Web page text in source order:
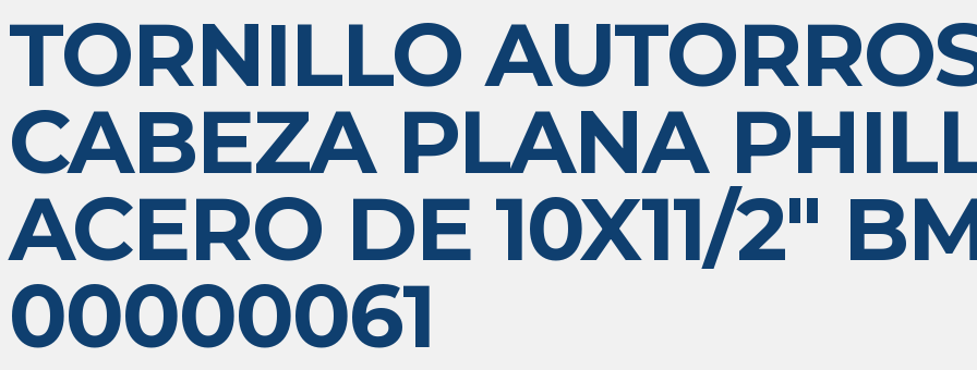
TORNILLO
CABEZA PLANA
ACERO DE 10X11/2″
00000061